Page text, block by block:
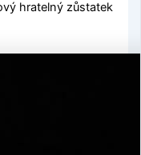
hratelný zůstatek